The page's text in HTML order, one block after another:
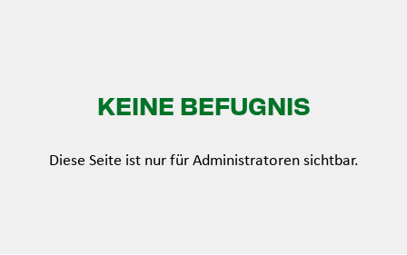
KEINE BEFUGNIS
Diese Seite ist nur für Administratoren sichtbar.